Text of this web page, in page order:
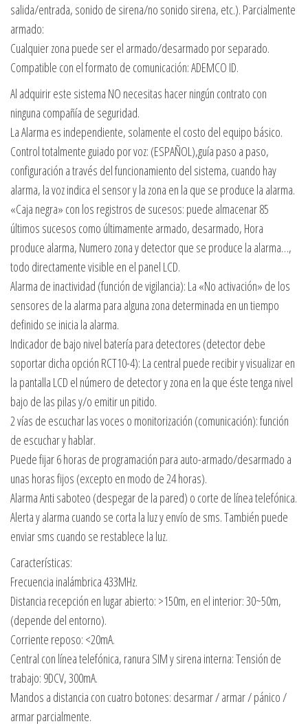
salida/entrada, sonido de sirena/no sonido sirena, etc.). Parcialmente
armado:
Cualquier zona puede ser el armado/desarmado por separado.
Compatible con el formato de comunicación: ADEMCO ID.
Al adquirir este sistema NO necesitas hacer ningún contrato con
ninguna compañía de seguridad.
La Alarma es independiente, solamente el costo del equipo básico.
Control totalmente guiado por voz: (ESPAÑOL),guía paso a paso,
configuración a través del funcionamiento del sistema, cuando hay
alarma, la voz indica el sensor y la zona en la que se produce la alarma.
«Caja negra» con los registros de sucesos: puede almacenar 85
últimos sucesos como últimamente armado, desarmado, Hora
produce alarma, Numero zona y detector que se produce la alarma…,
todo directamente visible en el panel LCD.
Alarma de inactividad (función de vigilancia): La «No activación» de los
sensores de la alarma para alguna zona determinada en un tiempo
definido se inicia la alarma.
Indicador de bajo nivel batería para detectores (detector debe
soportar dicha opción RCT10-4): La central puede recibir y visualizar en
la pantalla LCD el número de detector y zona en la que éste tenga nivel
bajo de las pilas y/o emitir un pitido.
2 vías de escuchar las voces o monitorización (comunicación): función
de escuchar y hablar.
Puede fijar 6 horas de programación para auto-armado/desarmado a
unas horas fijos (excepto en modo de 24 horas).
Alarma Anti saboteo (despegar de la pared) o corte de línea telefónica.
Alerta y alarma cuando se corta la luz y envío de sms. También puede
enviar sms cuando se restablece la luz.
Características:
Frecuencia inalámbrica 433MHz.
Distancia recepción en lugar abierto: >150m, en el interior: 30~50m,
(depende del entorno).
Corriente reposo: <20mA.
Central con línea telefónica, ranura SIM y sirena interna: Tensión de
trabajo: 9DCV, 300mA.
Mandos a distancia con cuatro botones: desarmar / armar / pánico /
armar parcialmente.